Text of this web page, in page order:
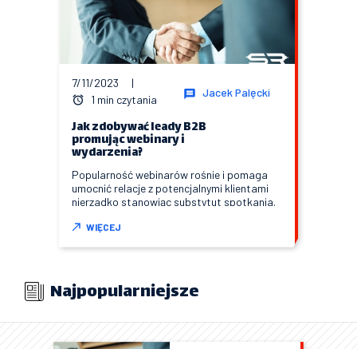
Jacek Palęcki
7/11/2023
|
1 min czytania
Jak zdobywać leady B2B
promując webinary i
wydarzenia?
Popularność webinarów rośnie i pomaga
umocnić relacje z potencjalnymi klientami
nierzadko stanowiąc substytut spotkania.
WIĘCEJ
Najpopularniejsze